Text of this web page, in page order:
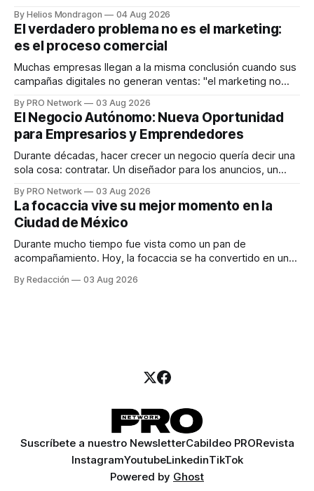
dispositivos inteligentes, inteligencia artificial y monitoreo
en tiempo real para ayudar a las personas a tomar mejores
decisiones sobre su salud metabólica. Su propuesta busca
responder
By Helios Mondragon 04 Aug 2026
El verdadero problema no es el marketing:
es el proceso comercial
Muchas empresas llegan a la misma conclusión cuando sus
campañas digitales no generan ventas: "el marketing no
INTERIUS, el problema suele estar en otro lugar. Durante
una entrevista para el podcast SER PRO, el especialista en
marketing digital explicó que
By PRO Network 03 Aug 2026
El Negocio Autónomo: Nueva Oportunidad
para Empresarios y Emprendedores
Durante décadas, hacer crecer un negocio quería decir una
sola cosa: contratar. Un diseñador para los anuncios, un
para los textos, alguien que supiera de publicidad digital
para encontrar prospectos, un vendedor para atender
llamadas y mensajes, y —con suerte— una persona
By PRO Network 03 Aug 2026
La focaccia vive su mejor momento en la
Ciudad de México
Durante mucho tiempo fue vista como un pan de
acompañamiento. Hoy, la focaccia se ha convertido en uno
artesanal, ingredientes de calidad y experiencias que
By Redacción 03 Aug 2026
Suscríbete a nuestro NewsletterCabildeo PRORevista
InstagramYoutubeLinkedinTikTok
Powered by Ghost